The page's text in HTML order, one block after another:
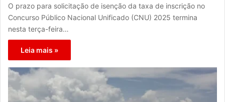
O prazo para solicitação de isenção da taxa de inscrição no
Concurso Público Nacional Unificado (CNU) 2025 termina
nesta terça-feira…
Leia mais »